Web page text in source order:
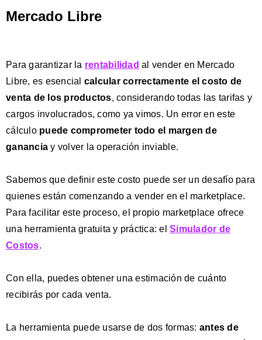
Mercado Libre
Para garantizar la rentabilidad al vender en Mercado
Libre, es esencial calcular correctamente el costo de
venta de los productos, considerando todas las tarifas y
cargos involucrados, como ya vimos. Un error en este
cálculo puede comprometer todo el margen de
ganancia y volver la operación inviable.
Sabemos que definir este costo puede ser un desafío para
quienes están comenzando a vender en el marketplace.
Para facilitar este proceso, el propio marketplace ofrece
una herramienta gratuita y práctica: el Simulador de
Costos.
Con ella, puedes obtener una estimación de cuánto
recibirás por cada venta.
La herramienta puede usarse de dos formas: antes de